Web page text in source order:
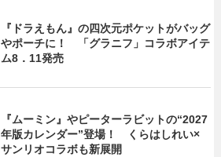
『ドラえもん』の四次元ポケットがバッグ
やポーチに！ 「グラニフ」コラボアイテ
ム8．11発売
『ムーミン』やピーターラビットの“2027
年版カレンダー”登場！ くらはしれい×
サンリオコラボも新展開